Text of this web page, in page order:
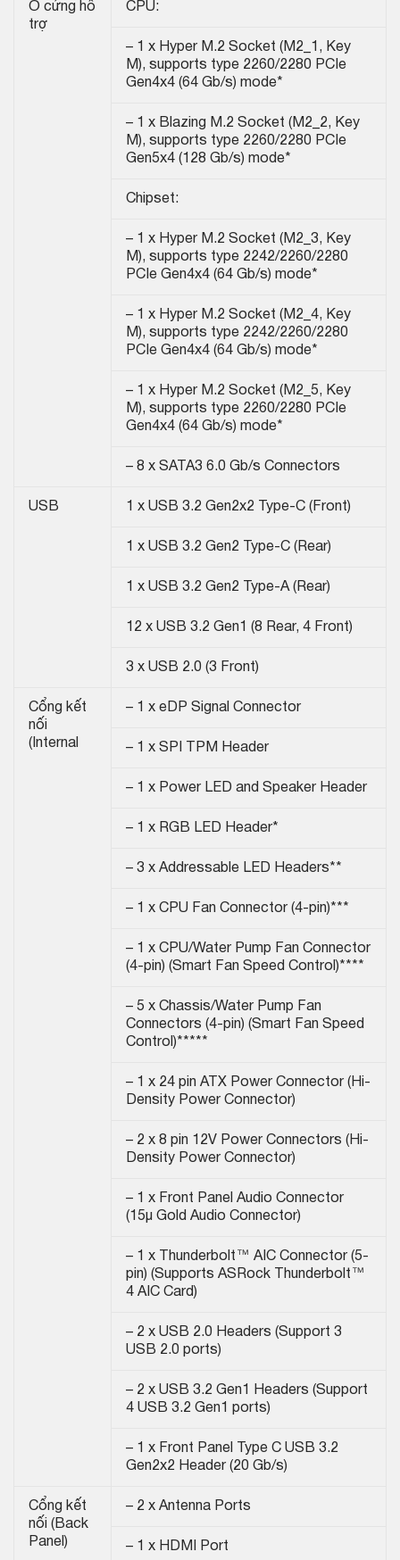
Ổ cứng hỗ
trợ
CPU:
– 1 x Hyper M.2 Socket (M2_1, Key
M), supports type 2260/2280 PCIe
Gen4x4 (64 Gb/s) mode*
– 1 x Blazing M.2 Socket (M2_2, Key
M), supports type 2260/2280 PCIe
Gen5x4 (128 Gb/s) mode*
Chipset:
– 1 x Hyper M.2 Socket (M2_3, Key
M), supports type 2242/2260/2280
PCIe Gen4x4 (64 Gb/s) mode*
– 1 x Hyper M.2 Socket (M2_4, Key
M), supports type 2242/2260/2280
PCIe Gen4x4 (64 Gb/s) mode*
– 1 x Hyper M.2 Socket (M2_5, Key
M), supports type 2260/2280 PCIe
Gen4x4 (64 Gb/s) mode*
– 8 x SATA3 6.0 Gb/s Connectors
USB 1 x USB 3.2 Gen2x2 Type-C (Front)
1 x USB 3.2 Gen2 Type-C (Rear)
1 x USB 3.2 Gen2 Type-A (Rear)
12 x USB 3.2 Gen1 (8 Rear, 4 Front)
3 x USB 2.0 (3 Front)
Cổng kết
nối
(Internal
– 1 x eDP Signal Connector
– 1 x SPI TPM Header
– 1 x Power LED and Speaker Header
– 1 x RGB LED Header*
– 3 x Addressable LED Headers**
– 1 x CPU Fan Connector (4-pin)***
– 1 x CPU/Water Pump Fan Connector
(4-pin) (Smart Fan Speed Control)****
– 5 x Chassis/Water Pump Fan
Connectors (4-pin) (Smart Fan Speed
Control)*****
– 1 x 24 pin ATX Power Connector (Hi-
Density Power Connector)
– 2 x 8 pin 12V Power Connectors (Hi-
Density Power Connector)
– 1 x Front Panel Audio Connector
(15μ Gold Audio Connector)
– 1 x Thunderbolt™ AIC Connector (5-
pin) (Supports ASRock Thunderbolt™
4 AIC Card)
– 2 x USB 2.0 Headers (Support 3
USB 2.0 ports)
– 2 x USB 3.2 Gen1 Headers (Support
4 USB 3.2 Gen1 ports)
– 1 x Front Panel Type C USB 3.2
Gen2x2 Header (20 Gb/s)
Cổng kết
nối (Back
Panel)
– 2 x Antenna Ports
– 1 x HDMI Port